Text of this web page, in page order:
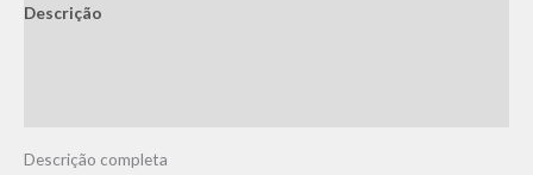
Descrição
Descrição completa